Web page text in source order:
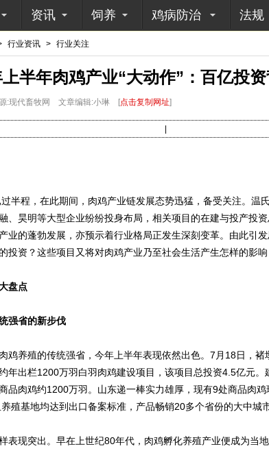
资讯 饲养 鸡病防治 法规
行业资讯 > 行业关注
半年肉鸡产业“大动作”：百亿投
:现代畜牧网 文章编辑:小琳 [点击复制网址]
程，在此期间，肉鸡产业链发展态势迅猛，备受关注。温氏
、昊明等大型企业纷纷投身布局，相关项目的在建与投产投
业的蓬勃发展，亦预示着行业格局正发生深刻变革。由此引
投资？这些项目又将对肉鸡产业乃至社会生活产生怎样的影响
盘点
省的新步伐
养殖的传统强省，今年上半年表现依然出色。7月18日，褚
年出栏1200万羽白羽肉鸡建设项目，该项目总投资4.5亿元
品肉鸡约1200万羽。山东递一棒实力雄厚，现有9处商品肉
殖基地均达到出口备案标准，产品畅销20多个省份的大中城市
现突出。早在上世纪80年代，肉鸡孵化养殖产业便成为当